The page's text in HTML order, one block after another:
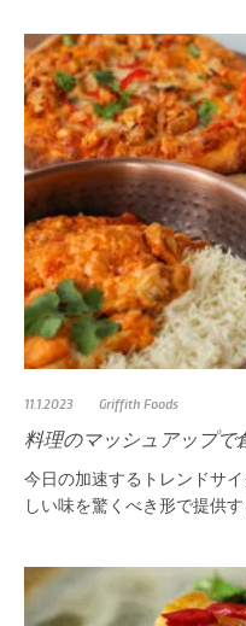
11.1.2023 Griffith Foods
料理のマッシュアップで
今日の加速するトレンドサ
しい味を驚くべき形で提供す